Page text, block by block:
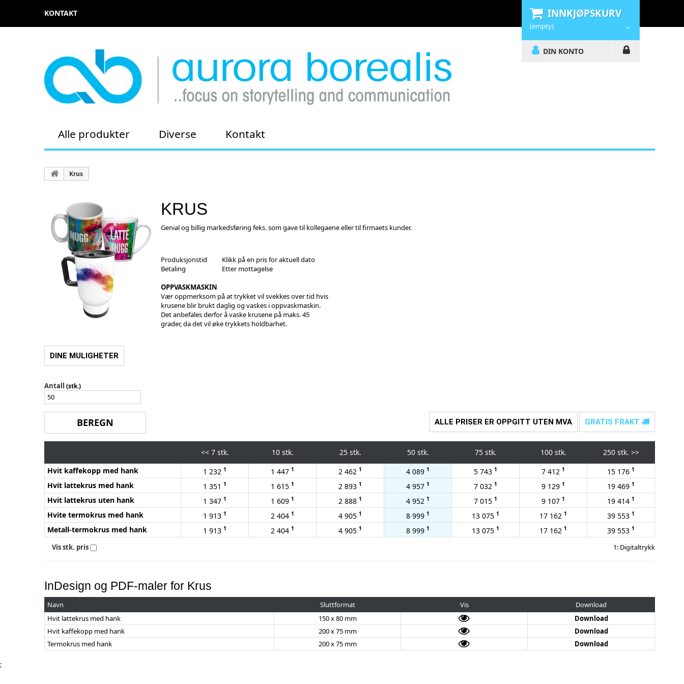
INNKJØPSKURV
(empty)
KONTAKT
DIN KONTO
Alle produkter Diverse Kontakt
Krus
KRUS
Genial og billig markedsføring feks. som gave til kollegaene eller til firmaets kunder.
Produksjonstid
Klikk på en pris for aktuell dato
Betaling
Etter mottagelse
OPPVASKMASKIN
Vær oppmerksom på at trykket vil svekkes over tid hvis
krusene blir brukt daglig og vaskes i oppvaskmaskin.
Det anbefales derfor å vaske krusene på maks. 45
grader, da det vil øke trykkets holdbarhet.
DINE MULIGHETER
Antall (stk.)
ALLE PRISER ER OPPGITT UTEN MVA GRATIS FRAKT
<<7 stk. 10 stk. 25 stk. 50 stk. 75 stk. 100 stk. 250 stk. >>
Hvit kaffekopp med hank
1 232 1 1 447 1 2 462 1 4 089 1 5 743 1 7 412 1 15 176 1
Hvit lattekrus med hank 1 351 1 1 615 1 2 893 1 4 957 1 7 032 1 9 129 1 19 469 1
Hvit lattekrus uten hank 1 347 1 1 609 1 2 888 1 4 952 1 7 015 1 9 107 1 19 414 1
Hvite termokrus med hank 1 913 1 2 404 1 4 905 1 8 999 1 13 075 1 17 162 1 39 553 1
Metall-termokrus med hank 1 913 1 2 404 1 4 905 1 8 999 1 13 075 1 17 162 1 39 553 1
Vis stk. pris 1: Digitaltrykk
InDesign og PDF-maler for Krus
Navn Sluttformat Vis
Download
Hvit lattekrus med hank
150 x 80 mm
Download
Hvit kaffekopp med hank
200 x 75 mm
Download
Termokrus med hank
200 x 75 mm Download
;